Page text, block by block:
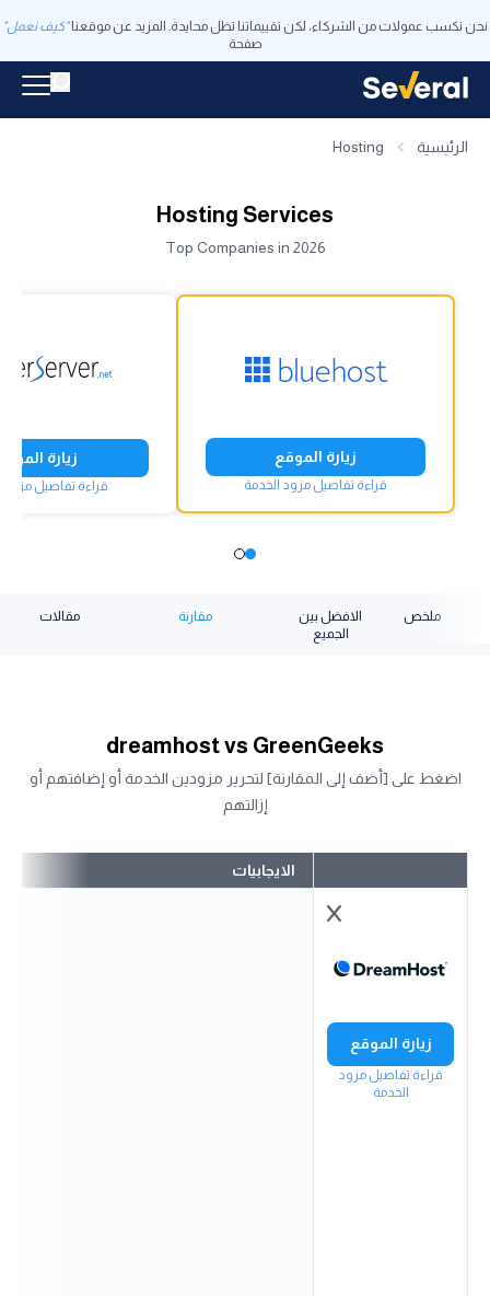
نحن نكسب عمولات من الشركاء، لكن تقييماتنا تظل محايدة. المزيد عن موقعنا "كيف نعمل"
صفحة
الرئيسية Hosting
Hosting Services
Top Companies in 2026
زيارة الموقع
قراءة تفاصيل مزود الخدمة
زيارة
قراءة تفاصيل مزود
ملخص
الافضل بين
الجميع
مقارنة مقالات
dreamhost vs GreenGeeks
اضغط على [أضف إلى المقارنة] لتحرير مزودين الخدمة أو إضافتهم أو
إزالتهم
زيارة الموقع
قراءة تفاصيل مزود
الخدمة
الايجابيات